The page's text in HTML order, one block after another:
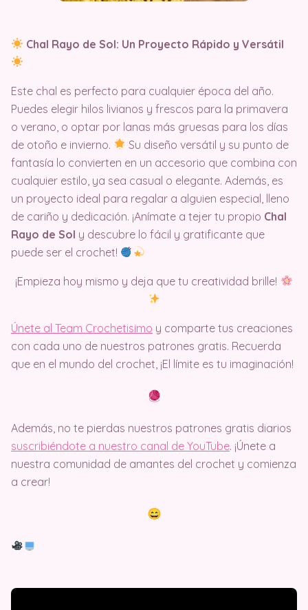
Chal Rayo de Sol: Un Proyecto Rápido y Versátil
Este chal es perfecto para cualquier época del año.
Puedes elegir hilos livianos y frescos para la primavera
o verano, o optar por lanas más gruesas para los días
de otoño e invierno.
Su diseño versátil y su punto de
fantasía lo convierten en un accesorio que combina con
cualquier estilo, ya sea casual o elegante. Además, es
un proyecto ideal para regalar a alguien especial, lleno
de cariño y dedicación. ¡Anímate a tejer tu propio Chal
Rayo de Sol y descubre lo fácil y gratificante que
puede ser el crochet!
¡Empieza hoy mismo y deja que tu creatividad brille!
Únete al Team Crochetisimo y comparte tus creaciones
con cada uno de nuestros patrones gratis. Recuerda
que en el mundo del crochet, ¡El límite es tu imaginación!
Además, no te pierdas nuestros patrones gratis diarios
suscribiéndote a nuestro canal de YouTube. ¡Únete a
nuestra comunidad de amantes del crochet y comienza
a crear!